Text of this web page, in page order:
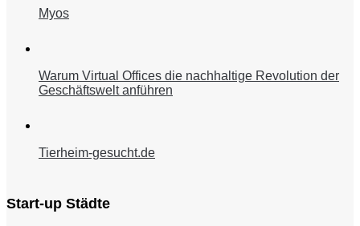
Myos
Warum Virtual Offices die nachhaltige Revolution der
Geschäftswelt anführen
Tierheim-gesucht.de
Start-up Städte